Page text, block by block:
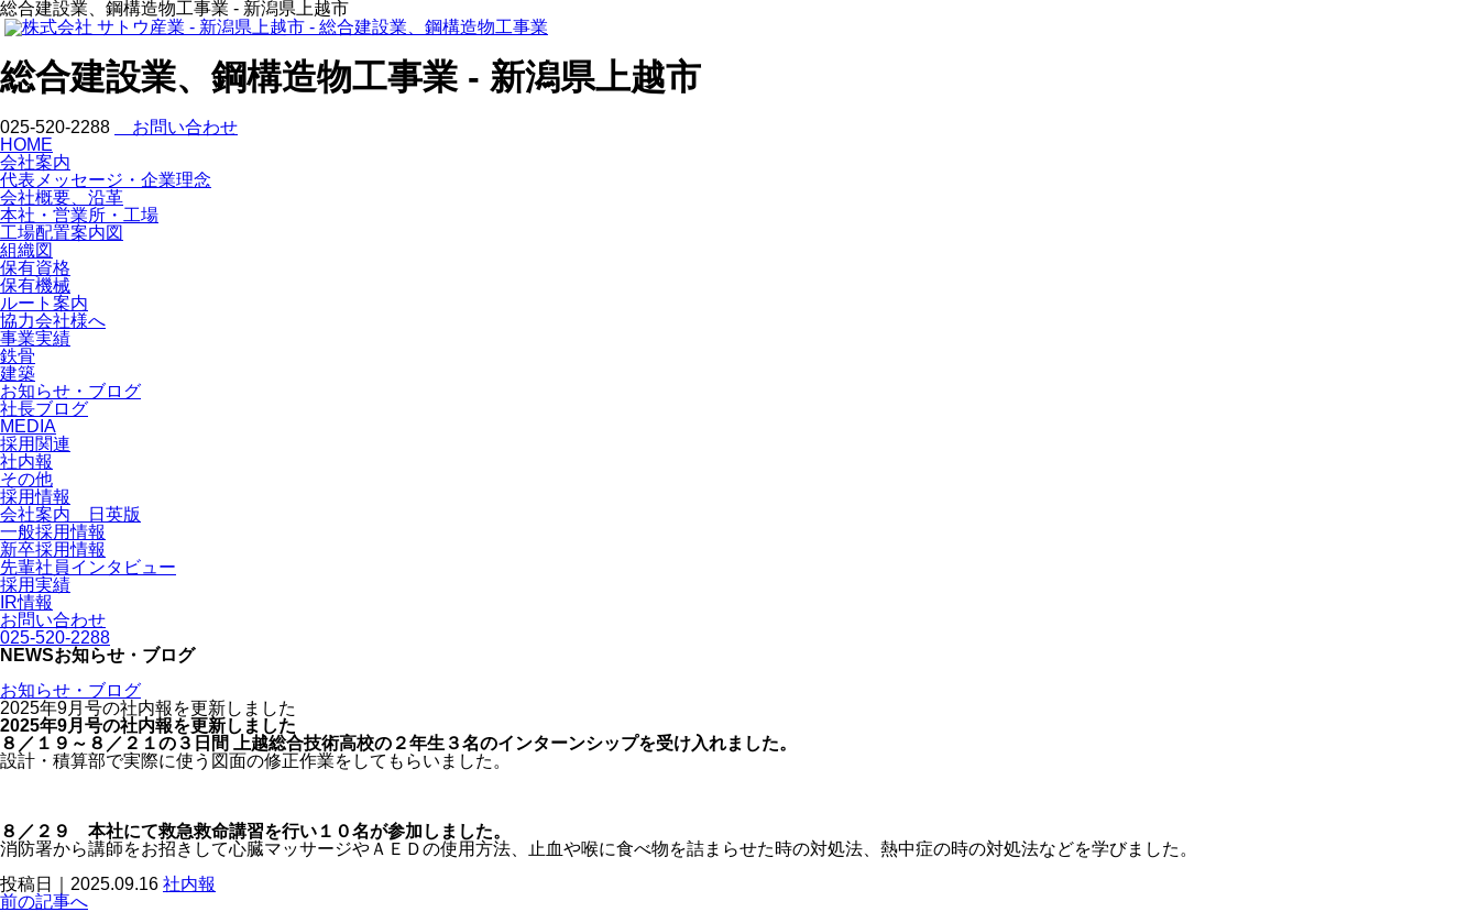
総合建設業、鋼構造物工事業 - 新潟県上越市
総合建設業、鋼構造物工事業 - 新潟県上越市
025-520-2288
お問い合わせ
HOME
会社案内
代表メッセージ・企業理念
会社概要、沿革
本社・営業所・工場
工場配置案内図
組織図
保有資格
保有機械
ルート案内
協力会社様へ
事業実績
鉄骨
建築
お知らせ・ブログ
社長ブログ
MEDIA
採用関連
社内報
その他
採用情報
会社案内 日英版
一般採用情報
新卒採用情報
先輩社員インタビュー
採用実績
IR情報
お問い合わせ
025-520-2288
NEWSお知らせ・ブログ
お知らせ・ブログ
2025年9月号の社内報を更新しました
2025年9月号の社内報を更新しました
８／１９～８／２１の３日間 上越総合技術高校の２年生３名のインターンシップを受け入れました。
設計・積算部で実際に使う図面の修正作業をしてもらいました。
８／２９ 本社にて救急救命講習を行い１０名が参加しました。
消防署から講師をお招きして心臓マッサージやＡＥＤの使用方法、止血や喉に食べ物を詰まらせた時の対処法、熱中症の時の対処法などを学びました。
投稿日｜2025.09.16 社内報
前の記事へ